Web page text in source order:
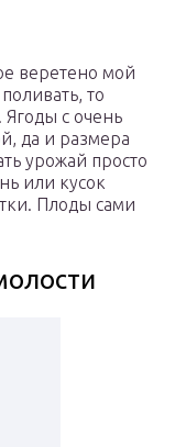
веретено мой
то
Ягоды с очень
да и размера
урожай просто
или кусок
Плоды сами